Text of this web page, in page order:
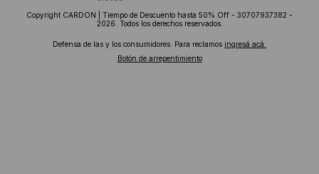
Copyright CARDON | Tiempo de Descuento hasta 50% Off - 30707937382 -
2026. Todos los derechos reservados.
Defensa de las y los consumidores. Para reclamos ingresá acá.
Botón de arrepentimiento